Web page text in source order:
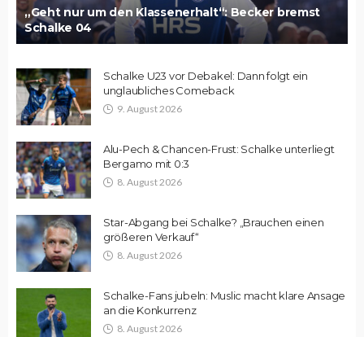
„Geht nur um den Klassenerhalt“: Becker bremst
Schalke 04
Schalke U23 vor Debakel: Dann folgt ein
unglaubliches Comeback
9. August 2026
Alu-Pech & Chancen-Frust: Schalke unterliegt
Bergamo mit 0:3
8. August 2026
Star-Abgang bei Schalke? „Brauchen einen
größeren Verkauf“
8. August 2026
Schalke-Fans jubeln: Muslic macht klare Ansage
an die Konkurrenz
8. August 2026